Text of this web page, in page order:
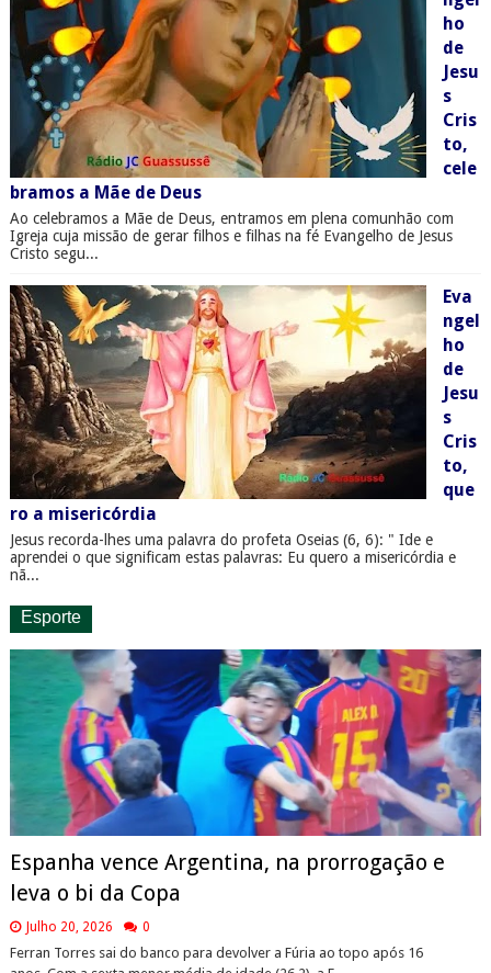
ho
de
Jesu
s
Cris
to,
cele
bramos a Mãe de Deus
Ao celebramos a Mãe de Deus, entramos em plena comunhão com
Igreja cuja missão de gerar filhos e filhas na fé Evangelho de Jesus
Cristo segu...
Eva
ngel
ho
de
Jesu
s
Cris
to,
que
ro a misericórdia
Jesus recorda-lhes uma palavra do profeta Oseias (6, 6): " Ide e
aprendei o que significam estas palavras: Eu quero a misericórdia e
nã...
Esporte
Espanha vence Argentina, na prorrogação e
leva o bi da Copa
Julho 20, 2026 0
Ferran Torres sai do banco para devolver a Fúria ao topo após 16